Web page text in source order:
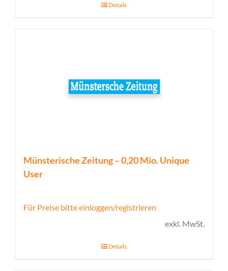
Details
Münsterische Zeitung – 0,20 Mio. Unique
User
Für Preise bitte einloggen/registrieren
exkl. MwSt.
Details